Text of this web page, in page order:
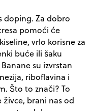
doping. Za dobro
pomoći će
vrlo korisne za
buće ili šaku
su izvrstan
riboflavina i
Što to znači? To
brani nas od